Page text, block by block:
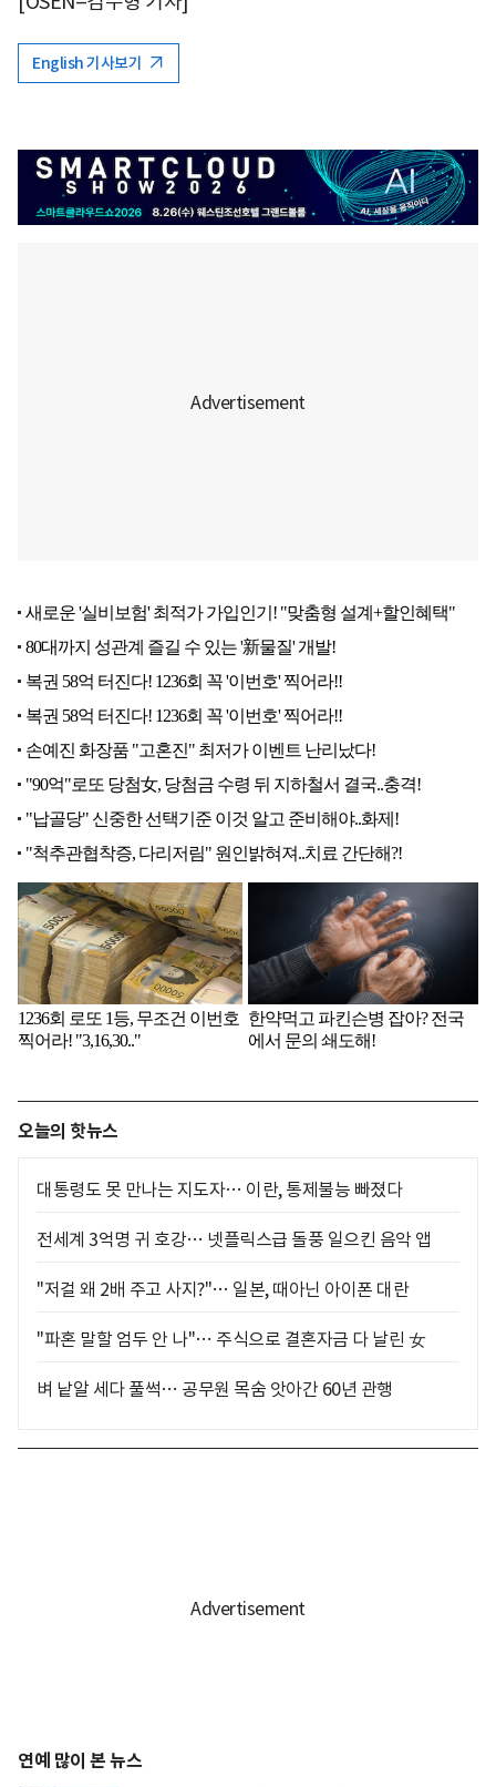
English 기사보기
오늘의 핫뉴스
대통령도 못 만나는 지도자… 이란, 통제불능 빠졌다
전세계 3억명 귀 호강… 넷플릭스급 돌풍 일으킨 음악 앱
"저걸 왜 2배 주고 사지?"… 일본, 때아닌 아이폰 대란
"파혼 말할 엄두 안 나"… 주식으로 결혼자금 다 날린 女
벼 낱알 세다 풀썩… 공무원 목숨 앗아간 60년 관행
연예 많이 본 뉴스